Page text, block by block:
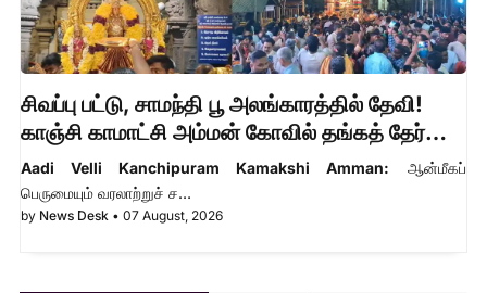
சிவப்பு பட்டு, சாமந்தி பூ அலங்காரத்தில் தேவி!
காஞ்சி காமாட்சி அம்மன் கோவில் தங்கத் தேர்
உற்சவம் - முழு விவரம்!
Aadi Velli Kanchipuram Kamakshi Amman: ஆன்மீகப்
பெருமையும் வரலாற்றுச் ச…
by News Desk • 07 August, 2026